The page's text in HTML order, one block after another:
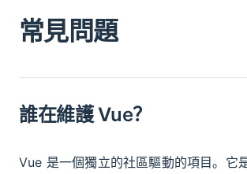
常見問題
誰在維護 Vue？
Vue 是一個獨立的社區驅動的項目。它